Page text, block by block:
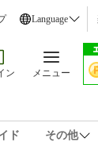
Language
ン メニュー
ド その他